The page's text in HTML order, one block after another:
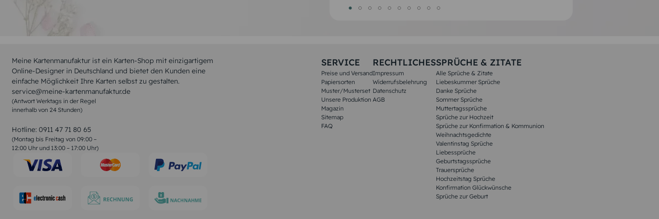
Meine Kartenmanufaktur ist ein Karten-Shop mit einzigartigem
Online-Designer in Deutschland und bietet den Kunden eine
einfache Möglichkeit Ihre Karten selbst zu gestalten.
service@meine-kartenmanufaktur.de
(Antwort Werktags in der Regel
innerhalb von 24 Stunden)
Hotline: 0911 47 71 80 65
(Montag bis Freitag von 09:00 –
12:00 Uhr und 13:00 – 17:00 Uhr)
SERVICE
Preise und Versand
Papiersorten
Muster/Musterset
Unsere Produktion
Magazin
Sitemap
FAQ
RECHTLICHES
Impressum
Widerrufsbelehrung
Datenschutz
AGB
SPRÜCHE & ZITATE
Alle Sprüche & Zitate
Liebeskummer Sprüche
Danke Sprüche
Sommer Sprüche
Muttertagssprüche
Sprüche zur Hochzeit
Sprüche zur Konfirmation & Kommunion
Weihnachtsgedichte
Valentinstag Sprüche
Liebessprüche
Geburtstagssprüche
Trauersprüche
Hochzeitstag Sprüche
Konfirmation Glückwünsche
Sprüche zur Geburt